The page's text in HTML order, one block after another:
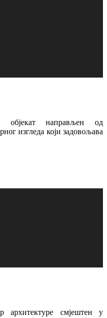
објекат направљен од
изгледа који задовољава
архитектуре смјештен у